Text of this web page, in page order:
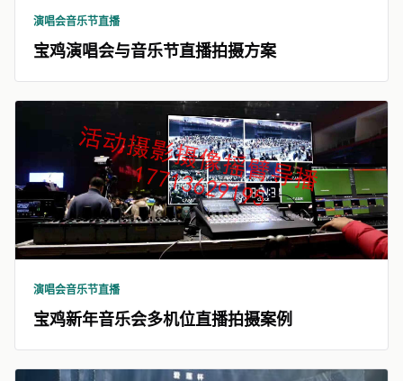
演唱会音乐节直播
宝鸡演唱会与音乐节直播拍摄方案
演唱会音乐节直播
宝鸡新年音乐会多机位直播拍摄案例